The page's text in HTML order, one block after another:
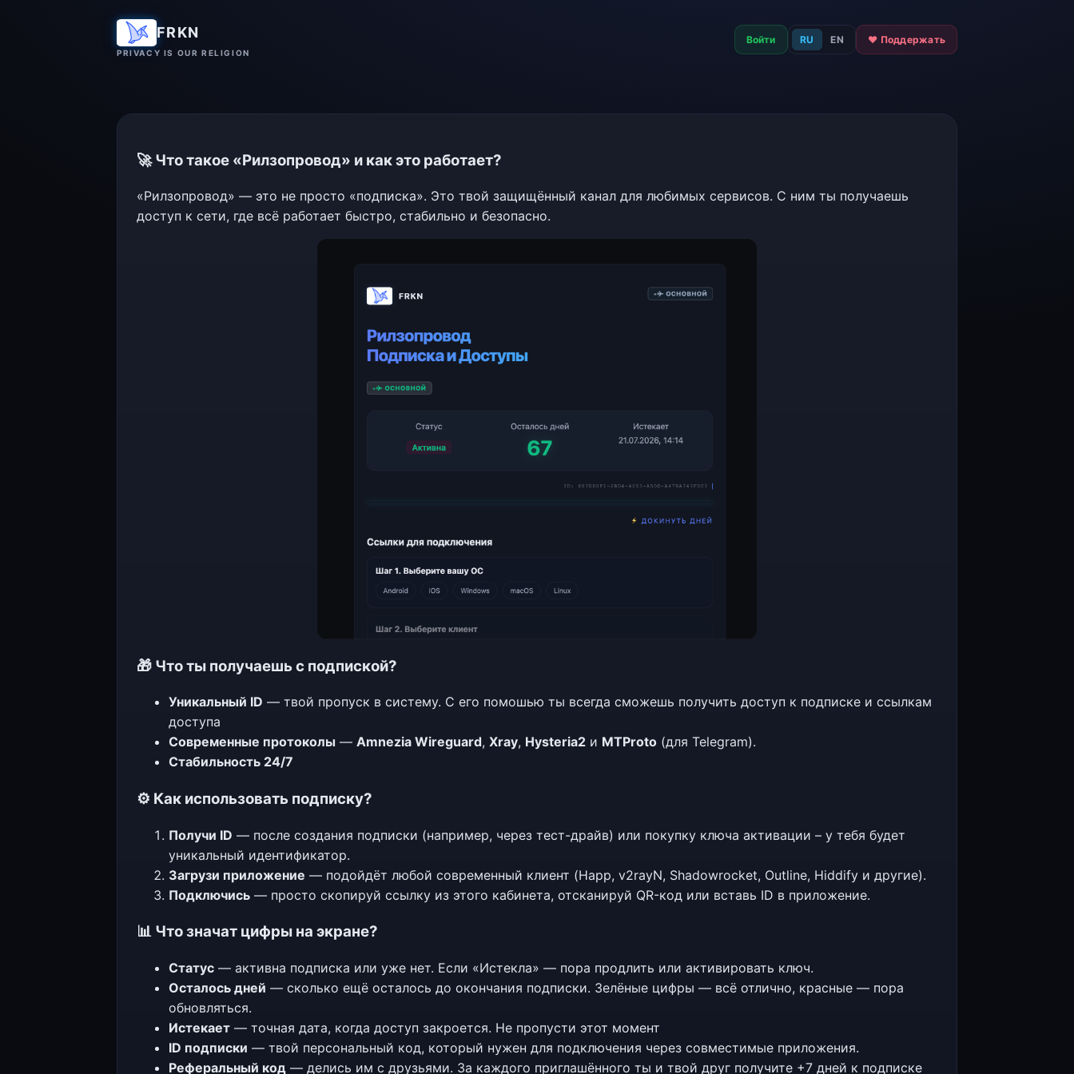
FRKN
PRIVACY IS OUR RELIGION
Войти RU EN ❤️ Поддержать
🚀 Что такое «Рилзопровод» и как это работает?
«Рилзопровод» — это не просто «подписка». Это твой защищённый канал для любимых сервисов. С ним ты получаешь
доступ к сети, где всё работает быстро, стабильно и безопасно.
🎁 Что ты получаешь с подпиской?
Уникальный ID — твой пропуск в систему. С его помошью ты всегда сможешь получить доступ к подписке и ссылкам
доступа
Современные протоколы — Amnezia Wireguard, Xray, Hysteria2 и MTProto (для Telegram).
Стабильность 24/7
⚙️ Как использовать подписку?
Получи ID — после создания подписки (например, через тест-драйв) или покупку ключа активации – у тебя будет
уникальный идентификатор.
Загрузи приложение — подойдёт любой современный клиент (Happ, v2rayN, Shadowrocket, Outline, Hiddify и другие).
Подключись — просто скопируй ссылку из этого кабинета, отсканируй QR-код или вставь ID в приложение.
📊 Что значат цифры на экране?
Статус — активна подписка или уже нет. Если «Истекла» — пора продлить или активировать ключ.
Осталось дней — сколько ещё осталось до окончания подписки. Зелёные цифры — всё отлично, красные — пора
обновляться.
Истекает — точная дата, когда доступ закроется. Не пропусти этот момент
ID подписки — твой персональный код, который нужен для подключения через совместимые приложения.
Реферальный код — делись им с друзьями. За каждого приглашённого ты и твой друг получите +7 дней к подписке